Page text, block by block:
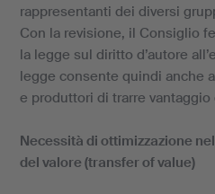
rappresentanti dei diversi
Con la revisione, il Consiglio
la legge sul diritto d’autore
legge consente quindi anche
e produttori di trarre
Necessità di ottimizzazione
del valore (transfer of value)